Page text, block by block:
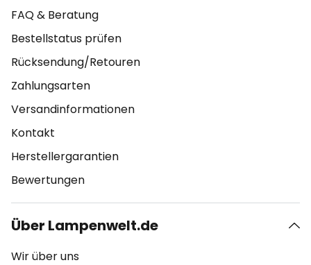
FAQ & Beratung
Bestellstatus prüfen
Rücksendung/Retouren
Zahlungsarten
Versandinformationen
Kontakt
Herstellergarantien
Bewertungen
Über Lampenwelt.de
Wir über uns